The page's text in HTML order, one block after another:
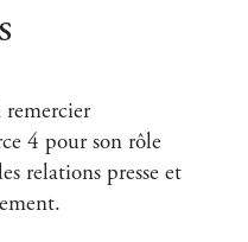
4 pour son rôle
relations presse et